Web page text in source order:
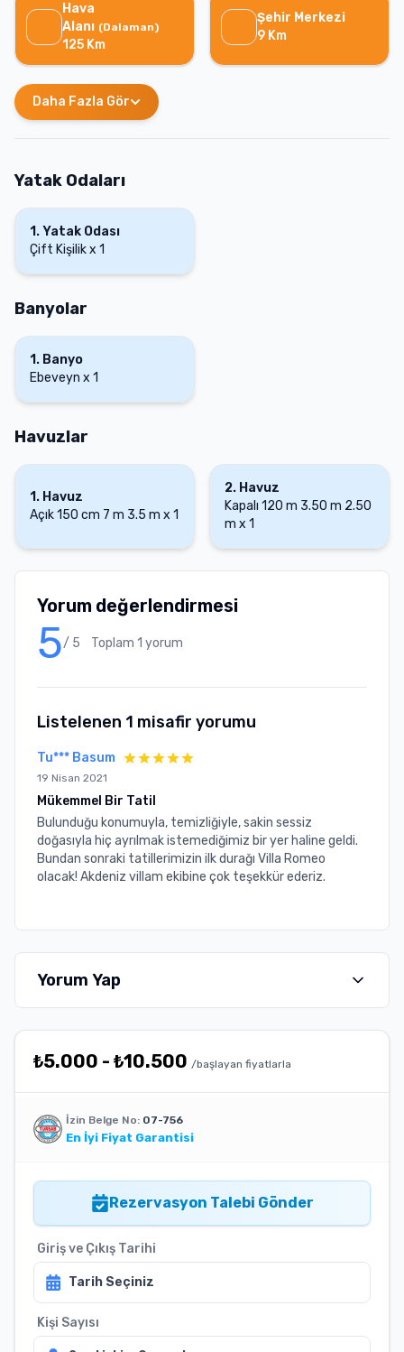
Hava
Alanı (Dalaman)
125 Km
Şehir Merkezi
9 Km
Daha Fazla Gör
Yatak Odaları
1 .Yatak Odası
Çift Kişilikx 1
Banyolar
1 . Banyo
Ebeveyn x 1
Havuzlar
1 . Havuz
Açık150 cm 7 m 3.5 m x 1
2. Havuz
Kapalı 120 m 3.50 m 2.50
m x 1
Yorum değerlendirmesi
5/ 5 Toplam 1 yorum
Listelenen 1 misafir yorumu
Tu*** Basum
19 Nisan 2021
Mükemmel Bir Tatil
Bulunduğu konumuyla, temizliğiyle, sakin sessiz
doğasıyla hiç ayrılmak istemediğimiz bir yer haline geldi.
Bundan sonraki tatillerimizin ilk durağı Villa Romeo
olacak! Akdeniz villam ekibine çok teşekkür ederiz.
Yorum Yap
₺5.000 - ₺10.500 /başlayan fiyatlarla
İzin Belge No: 07-756
En İyi Fiyat Garantisi
Rezervasyon Talebi Gönder
Giriş ve Çıkış Tarihi
Tarih Seçiniz
Kişi Sayısı